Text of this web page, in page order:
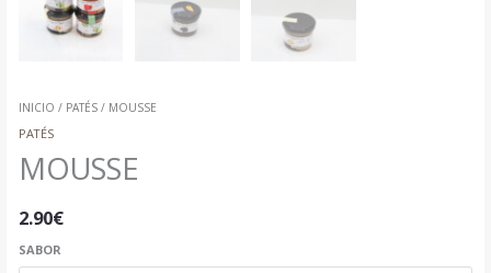
INICIO / PATÉS/ MOUSSE
PATÉS
MOUSSE
2.90€
SABOR